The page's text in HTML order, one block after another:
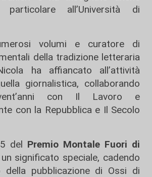
particolare all’Università di
volumi e curatore di
della tradizione letteraria
ha affiancato all’attività
giornalistica, collaborando
con Il Lavoro e
con la Repubblica e Il Secolo
del Premio Montale Fuori di
significato speciale, cadendo
della pubblicazione di Ossi di